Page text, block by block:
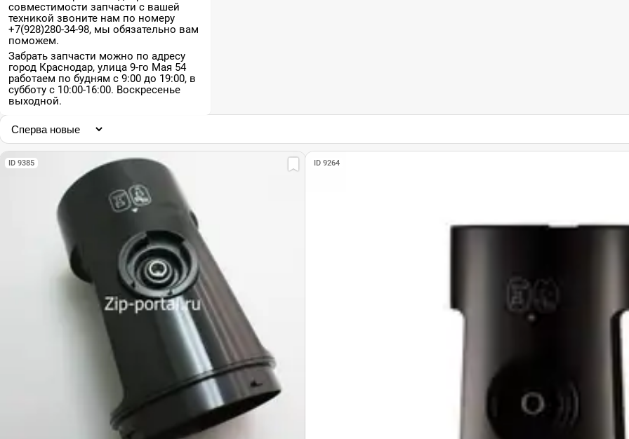
совместимости запчасти с вашей
техникой звоните нам по номеру
+7(928)280-34-98, мы обязательно вам
поможем.
Забрать запчасти можно по адресу
город Краснодар, улица 9-го Мая 54
работаем по будням с 9:00 до 19:00, в
субботу с 10:00-16:00. Воскресенье
выходной.
ID 9385 ID 9264